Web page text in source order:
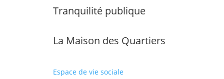
Tranquilité publique
La Maison des Quartiers
Espace de vie sociale